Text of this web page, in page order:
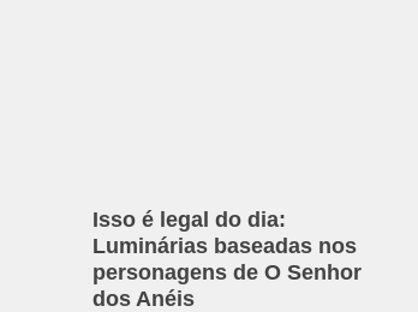
Isso é legal do dia:
Luminárias baseadas nos
personagens de O Senhor
dos Anéis